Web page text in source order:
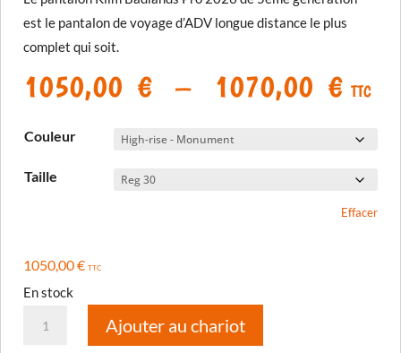
est le pantalon de voyage d’ADV longue distance le plus
complet qui soit.
1050,00 € – 1070,00 € Plage
de
prix
TTC
Couleur
Taille
Effacer
1050,00€ TTC
En stock
Ajouter au chariot